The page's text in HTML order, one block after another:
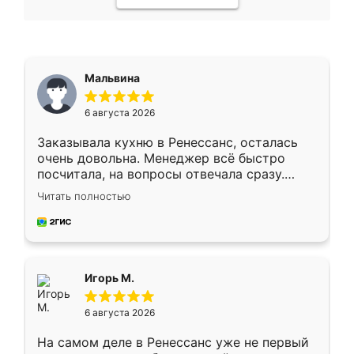
Мальвина
6 августа 2026
Заказывала кухню в Ренессанс, осталась
очень довольна. Менеджер всё быстро
посчитала, на вопросы отвечала сразу.
Замерщик приехал в субботу, подошёл к
делу со всей ответственностью. Собрали
за день, ребята работали аккуратно, даже
Читать полностью
Игорь М.
6 августа 2026
На самом деле в Ренессанс уже не первый